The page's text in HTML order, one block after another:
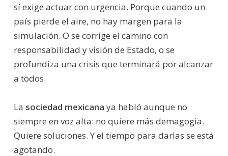
sí exige actuar con urgencia. Porque cuando un
país pierde el aire, no hay margen para la
simulación. O se corrige el camino con
responsabilidad y visión de Estado, o se
profundiza una crisis que terminará por alcanzar
a todos.
La sociedad mexicana ya habló aunque no
siempre en voz alta: no quiere más demagogia.
Quiere soluciones. Y el tiempo para darlas se está
agotando.